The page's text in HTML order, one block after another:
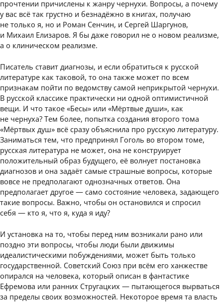
прочтении причислены к жанру чернухи. Вопросы, а почему
у вас всё так грустно и безнадёжно в книгах, получаю
не только я, но и Роман Сенчин, и Сергей Шаргунов,
и Михаил Елизаров. Я бы даже говорил не о новом реализме,
а о клиническом реализме.
Писатель ставит диагнозы, и если обратиться к русской
литературе как таковой, то она также может по всем
признакам пойти по ведомству самой неприкрытой чернухи.
В русской классике практически ни одной оптимистичной
вещи. И что такое «Бесы» или «Мёртвые души», как
не чернуха? Тем более, попытка создания второго тома
«Мёртвых душ» всё сразу объяснила про русскую литературу.
Заниматься тем, что предпринял Гоголь во втором томе,
русская литература не может, она не конструирует
положительный образ будущего, её волнует постановка
диагнозов и она задаёт самые страшные вопросы, которые
вовсе не предполагают однозначных ответов. Она
предполагает другое — само состояние человека, задающего
такие вопросы. Важно, чтобы он остановился и спросил
себя — кто я, что я, куда я иду?
И установка на то, чтобы перед ним возникали рано или
поздно эти вопросы, чтобы люди были движимы
идеалистическими побуждениями, может быть только
государственной. Советский Союз при всём его ханжестве
опирался на человека, который описан в фантастике
Ефремова или ранних Стругацких — пытающегося вырваться
за пределы своих возможностей. Некоторое время та власть